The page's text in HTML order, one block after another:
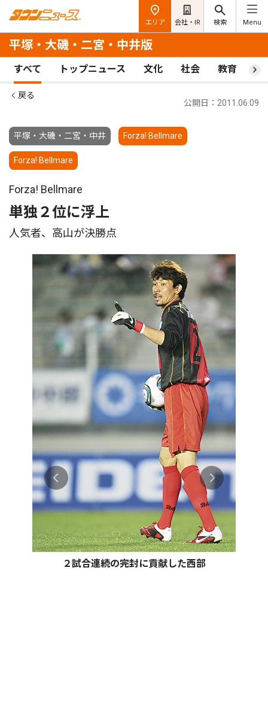
エリア 会社・IR 検索 Menu
平塚・大磯・二宮・中井版
すべて トップニュース 文化 社会 教育 ス
戻る
平塚・大磯・二宮・中井 Forza! Bellmare
Forza! Bellmare
公開日：2011.06.09
Forza! Bellmare
単独２位に浮上
人気者、高山が決勝点
２試合連続の完封に貢献した西部